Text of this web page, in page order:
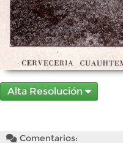
Alta Resolución
Comentarios: